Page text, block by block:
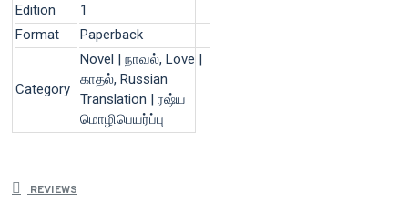
Edition
1
Format
Paperback
Category
Novel | நாவல், Love |
காதல், Russian
Translation | ரஷ்ய
மொழிபெயர்ப்பு
REVIEWS